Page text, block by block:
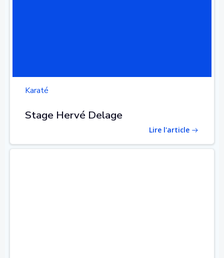
Karaté
Stage Hervé Delage
Lire l'article